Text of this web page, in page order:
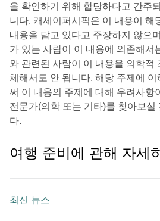
을 확인하기 위해 합당하다고 간주
니다. 캐세이퍼시픽은 이 내용이 해
내용을 담고 있다고 주장하지 않으
가 있는 사람이 이 내용에 의존해서
와 관련된 사람이 이 내용을 의학적
체해서도 안 됩니다. 해당 주제에
써 이 내용의 주제에 대해 우려사항
전문가(의학 또는 기타)를 찾아보실
다.
여행 준비에 관해 자세
최신 뉴스